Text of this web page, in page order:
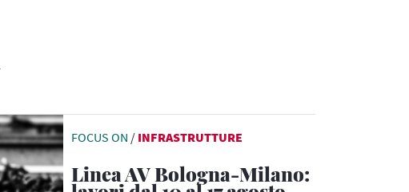
FOCUS ON / INFRASTRUTTURE
Linea AV Bologna-Milano: